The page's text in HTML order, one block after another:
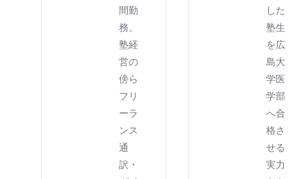
間勤
務。
塾経
営の
傍ら
フリ
ーラ
ンス
通
訳・
した
塾生
を広
島大
学医
学部
へ合
格さ
せる
実力